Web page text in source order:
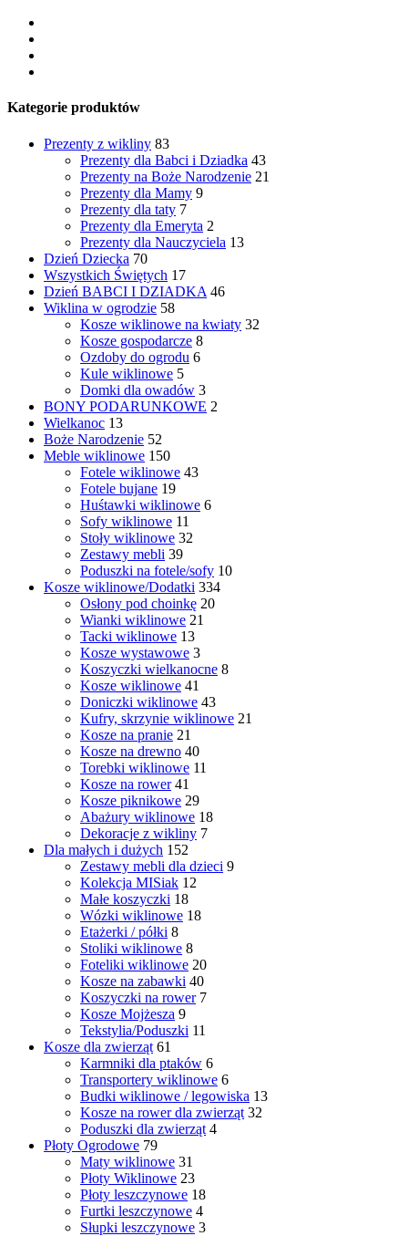
Kategorie produktów
Prezenty z wikliny 83
Prezenty dla Babci i Dziadka 43
Prezenty na Boże Narodzenie 21
Prezenty dla Mamy 9
Prezenty dla taty 7
Prezenty dla Emeryta 2
Prezenty dla Nauczyciela 13
Dzień Dziecka 70
Wszystkich Świętych 17
Dzień BABCI I DZIADKA 46
Wiklina w ogrodzie 58
Kosze wiklinowe na kwiaty 32
Kosze gospodarcze 8
Ozdoby do ogrodu 6
Kule wiklinowe 5
Domki dla owadów 3
BONY PODARUNKOWE 2
Wielkanoc 13
Boże Narodzenie 52
Meble wiklinowe 150
Fotele wiklinowe 43
Fotele bujane 19
Huśtawki wiklinowe 6
Sofy wiklinowe 11
Stoły wiklinowe 32
Zestawy mebli 39
Poduszki na fotele/sofy 10
Kosze wiklinowe/Dodatki 334
Osłony pod choinkę 20
Wianki wiklinowe 21
Tacki wiklinowe 13
Kosze wystawowe 3
Koszyczki wielkanocne 8
Kosze wiklinowe 41
Doniczki wiklinowe 43
Kufry, skrzynie wiklinowe 21
Kosze na pranie 21
Kosze na drewno 40
Torebki wiklinowe 11
Kosze na rower 41
Kosze piknikowe 29
Abażury wiklinowe 18
Dekoracje z wikliny 7
Dla małych i dużych 152
Zestawy mebli dla dzieci 9
Kolekcja MISiak 12
Małe koszyczki 18
Wózki wiklinowe 18
Etażerki / półki 8
Stoliki wiklinowe 8
Foteliki wiklinowe 20
Kosze na zabawki 40
Koszyczki na rower 7
Kosze Mojżesza 9
Tekstylia/Poduszki 11
Kosze dla zwierząt 61
Karmniki dla ptaków 6
Transportery wiklinowe 6
Budki wiklinowe / legowiska 13
Kosze na rower dla zwierząt 32
Poduszki dla zwierząt 4
Płoty Ogrodowe 79
Maty wiklinowe 31
Płoty Wiklinowe 23
Płoty leszczynowe 18
Furtki leszczynowe 4
Słupki leszczynowe 3